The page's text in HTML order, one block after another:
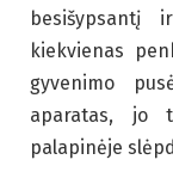
kiekvienas
gyvenimo
aparatas, jo
palapinėje